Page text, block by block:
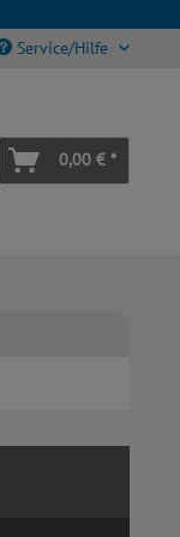
Service/Hilfe
0,00 € *